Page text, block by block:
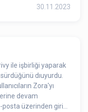
30.11.2023
ile işbirliği yaparak
dıuyurdu.
Zora'yı
devam
posta üzerinden giriş